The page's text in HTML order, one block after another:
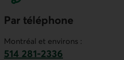
Par téléphone
Montréal et environs :
514 281-2336